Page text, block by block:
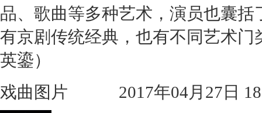
品、歌曲等多种艺术，演员也囊
有京剧传统经典，也有不同艺术
英鎏）
戏曲图片 2017年04月27日